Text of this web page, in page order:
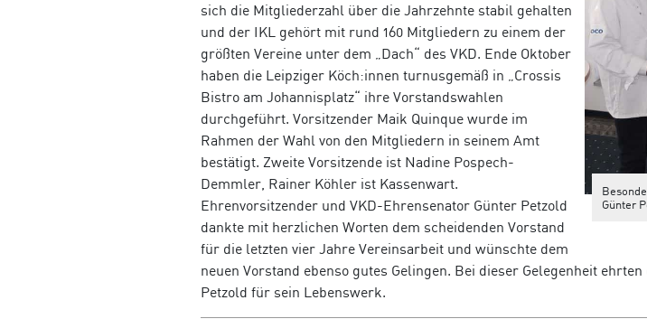
Günter
sich die Mitgliederzahl über die Jahrzehnte stabil gehalten
und der IKL gehört mit rund 160 Mitgliedern zu einem der
größten Vereine unter dem „Dach“ des VKD. Ende Oktober
haben die Leipziger Köch:innen turnusgemäß in „Crossis
Bistro am Johannisplatz“ ihre Vorstandswahlen
durchgeführt. Vorsitzender Maik Quinque wurde im
Rahmen der Wahl von den Mitgliedern in seinem Amt
bestätigt. Zweite Vorsitzende ist Nadine Pospech-
Demmler, Rainer Köhler ist Kassenwart.
Ehrenvorsitzender und VKD-Ehrensenator Günter Petzold
dankte mit herzlichen Worten dem scheidenden Vorstand
für die letzten vier Jahre Vereinsarbeit und wünschte dem
neuen Vorstand ebenso gutes Gelingen. Bei dieser Gelegenheit
Petzold für sein Lebenswerk.